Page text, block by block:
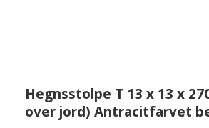
Hegnsstolpe T 13 x 13 x
over jord) Antracitfarvet